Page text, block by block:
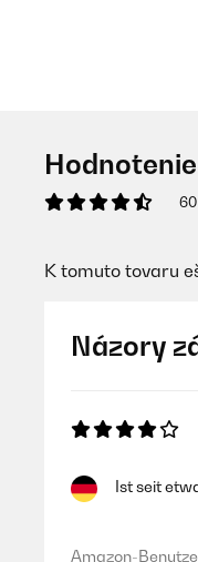
K tomuto tovaru
Názory
Ist seit
Amazon-